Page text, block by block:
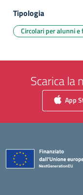
Tipologia
Circolari per alunni e
Scarica la
App